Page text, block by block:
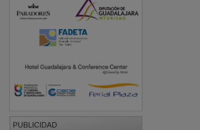
PUBLICIDAD